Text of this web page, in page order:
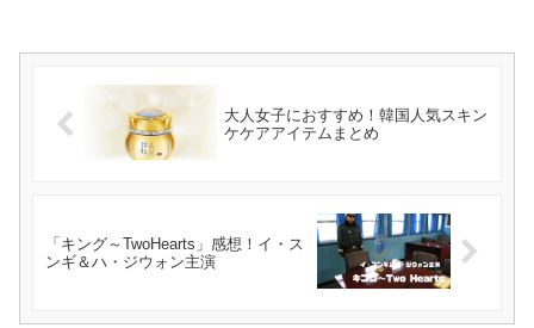
大人女子におすすめ！韓国人気スキン
ケケアアイテムまとめ
「キング～TwoHearts」感想！イ・ス
ンギ＆ハ・ジウォン主演